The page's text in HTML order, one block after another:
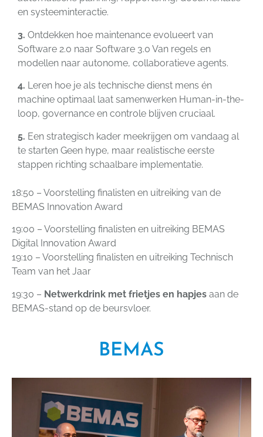
en systeeminteractie.
3. Ontdekken hoe maintenance evolueert van
Software 2.0 naar Software 3.0 Van regels en
modellen naar autonome, collaboratieve agents.
4. Leren hoe je als technische dienst mens én
machine optimaal laat samenwerken Human-in-the-
loop, governance en controle blijven cruciaal.
5. Een strategisch kader meekrijgen om vandaag al
te starten Geen hype, maar realistische eerste
stappen richting schaalbare implementatie.
18:50 – Voorstelling finalisten en uitreiking van de
BEMAS Innovation Award
19:00 – Voorstelling finalisten en uitreiking BEMAS
Digital Innovation Award
19:10 – Voorstelling finalisten en uitreiking Technisch
Team van het Jaar
19:30 – Netwerkdrink met frietjes en hapjes aan de
BEMAS-stand op de beursvloer.
BEMAS